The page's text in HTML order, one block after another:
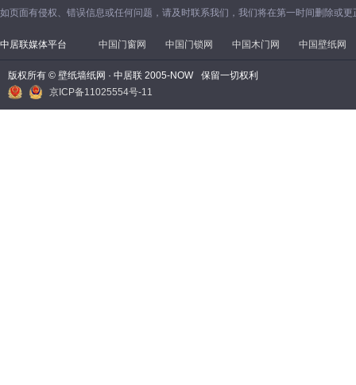
如页面有侵权、错误信息或任何问题，请及时联系我们，我们将在第一时间删除或更
中居联媒体平台 中国门窗网 中国门锁网 中国木门网 中国壁纸网
版权所有 © 壁纸墙纸网 · 中居联 2005-NOW
保留一切权利
京ICP备11025554号-11